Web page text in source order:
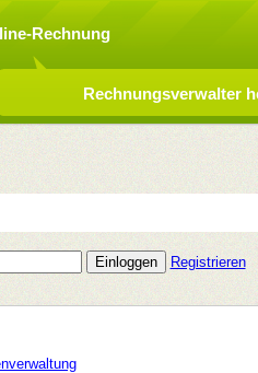
Rechnung
Rechnungsverwalter
Registrieren